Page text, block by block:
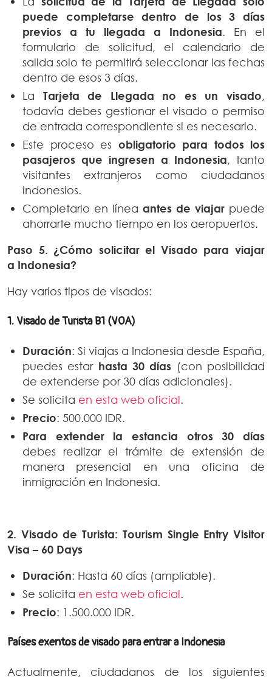
puede completarse dentro de los 3 días
previos a tu llegada a Indonesia. En el
formulario de solicitud, el calendario de
salida solo te permitirá seleccionar las fechas
dentro de esos 3 días.
La Tarjeta de Llegada no es un visado,
todavía debes gestionar el visado o permiso
de entrada correspondiente si es necesario.
Este proceso es obligatorio para todos los
pasajeros que ingresen a Indonesia, tanto
visitantes extranjeros como ciudadanos
indonesios.
Completarlo en línea antes de viajar puede
ahorrarte mucho tiempo en los aeropuertos.
Paso 5. ¿Cómo solicitar el Visado para viajar
a Indonesia?
Hay varios tipos de visados:
1. Visado de Turista B1 (VOA)
Duración: Si viajas a Indonesia desde España,
puedes estar hasta 30 días (con posibilidad
de extenderse por 30 días adicionales).
Se solicita en esta web oficial.
Precio: 500.000 IDR.
Para extender la estancia otros 30 días
debes realizar el trámite de extensión de
manera presencial en una oficina de
inmigración en Indonesia.
2. Visado de Turista: Tourism Single Entry Visitor
Visa – 60 Days
Duración: Hasta 60 días (ampliable).
Se solicita en esta web oficial.
Precio: 1.500.000 IDR.
Países exentos de visado para entrar a Indonesia
Actualmente, ciudadanos de los siguientes